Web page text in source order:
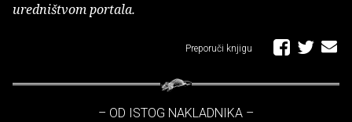
uredništvom portala.
Preporuči knjigu
– OD ISTOG NAKLADNIKA –